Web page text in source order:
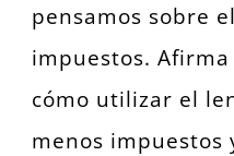
pensamos sobre
impuestos.
cómo utilizar el
menos impuestos